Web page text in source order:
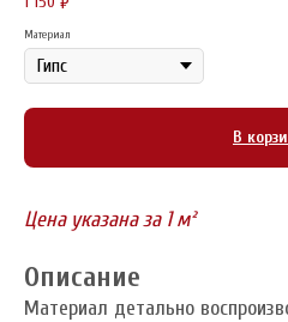
Материал
В
Цена указана за 1 м²
Описание
Материал детально